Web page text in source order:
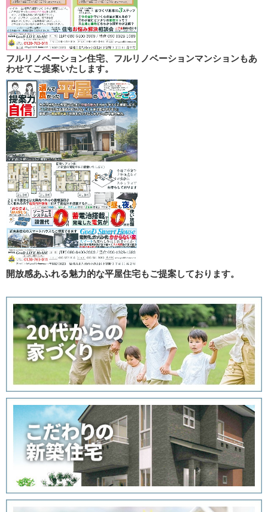
フルリノベーション住宅、フルリノベーションマンションもあ
わせてご提案いたします。
開放感あふれる魅力的な平屋住宅もご提案しております。